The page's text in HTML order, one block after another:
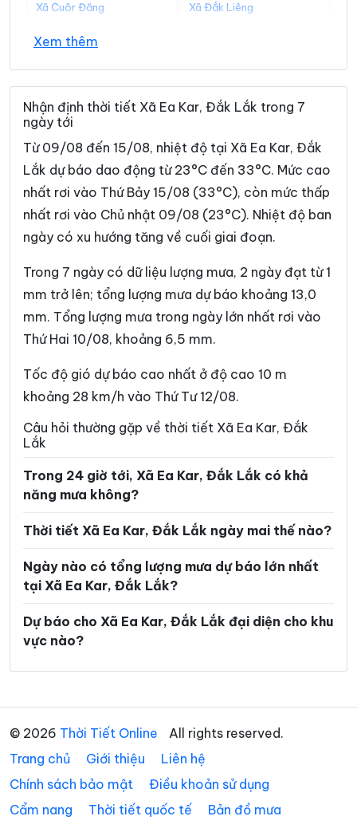
Xã Cuôr Đăng Xã Đắk Liêng
Xã Đắk Phơi
Xã Dliê Ya Xã Đồng Xuân
Xã Dray Bhăng Xã Đức Bình
Xã Dur Kmăl
Xã Ea Bung Xã Ea Drăng
Xã Ea Drông Xã Ea H’leo
Xã Ea Khăl
Xã Ea Knốp Xã Ea Knuếc
Xã Ea Ktur Xã Ea Ly
Xã Ea M’Droh
Xã Ea Ning Xã Ea Nuôl
Xã Ea Phê
Xã Ea Rốk Xã Ea Súp
Xã Ea Trang
Xã Ea Wer Xã Ea Wy
Xã Hòa Mỹ Xã Hòa Sơn
Xã Ia Lốp Xã Ia Rvê
Xã Krông Pắc Xã Liên Sơn Lắk
Xã M’Drắk Xã Nam Ka
Xã Ô Loan Xã Phú Hòa 1
Xem thêm
Nhận định thời tiết Xã Ea Kar, Đắk Lắk trong 7
ngày tới
Từ 09/08 đến 15/08, nhiệt độ tại Xã Ea Kar, Đắk
Lắk dự báo dao động từ 23°C đến 33°C. Mức cao
nhất rơi vào Thứ Bảy 15/08 (33°C), còn mức thấp
nhất rơi vào Chủ nhật 09/08 (23°C). Nhiệt độ ban
ngày có xu hướng tăng về cuối giai đoạn.
Trong 7 ngày có dữ liệu lượng mưa, 2 ngày đạt từ 1
mm trở lên; tổng lượng mưa dự báo khoảng 13,0
mm. Tổng lượng mưa trong ngày lớn nhất rơi vào
Thứ Hai 10/08, khoảng 6,5 mm.
Tốc độ gió dự báo cao nhất ở độ cao 10 m
khoảng 28 km/h vào Thứ Tư 12/08.
Câu hỏi thường gặp về thời tiết Xã Ea Kar, Đắk
Lắk
Trong 24 giờ tới, Xã Ea Kar, Đắk Lắk có khả
năng mưa không?
Thời tiết Xã Ea Kar, Đắk Lắk ngày mai thế nào?
Ngày nào có tổng lượng mưa dự báo lớn nhất
tại Xã Ea Kar, Đắk Lắk?
Dự báo cho Xã Ea Kar, Đắk Lắk đại diện cho khu
vực nào?
© 2026 Thời Tiết Online
All rights reserved.
Trang chủ
Giới thiệu
Liên hệ
Chính sách bảo mật
Điều khoản sử dụng
Cẩm nang
Thời tiết quốc tế
Bản đồ mưa